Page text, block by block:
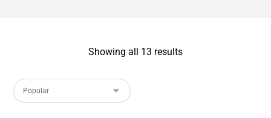
Showing all 13 results